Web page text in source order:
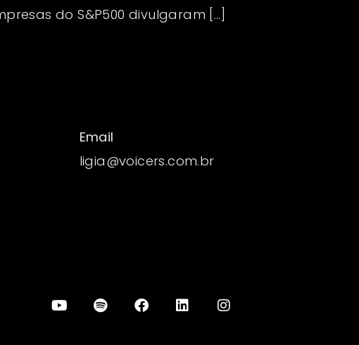
do S&P500 divulgaram […]
Email
ligia@voicers.com.br